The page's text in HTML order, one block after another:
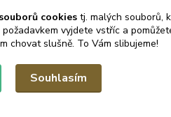
cookies tj. malých souborů,
vyjdete vstříc a
chovat slušně. To Vám slibujeme!
Souhlasím